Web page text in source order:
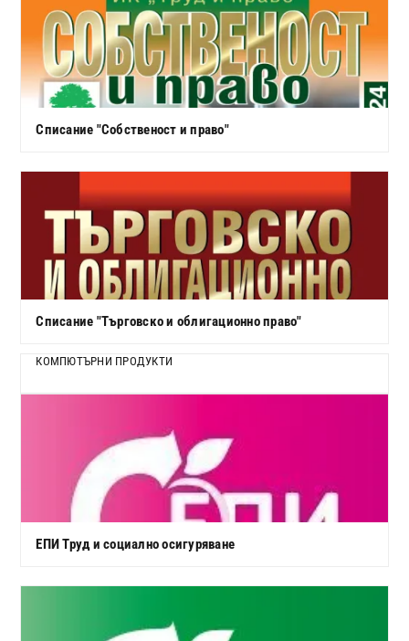
Списание "Собственост и право"
Списание "Търговско и облигационно право"
КОМПЮТЪРНИ ПРОДУКТИ
ЕПИ Труд и социално осигуряване